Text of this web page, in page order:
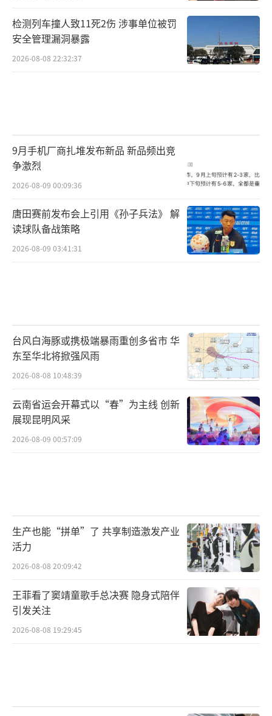
检测列车撞人致11死2伤 涉事单位被罚
安全管理漏洞暴露
2026-08-08 22:32:37
9月手机厂商扎堆发布新品 新品频出竞
争激烈
2026-08-09 00:09:36
唐田赛前发布会上引用《孙子兵法》 解
读球队备战策略
2026-08-09 03:41:31
台风白海豚或携极端暴雨重创多省市 华
东至华北将掀强风雨
2026-08-08 10:48:39
云南省运会开幕式以“春”为主线 创新
展现昆明风采
2026-08-09 00:57:09
生产也能“拼单”了 共享制造激发产业
活力
2026-08-08 20:09:42
王菲看了窦靖童歌手总决赛 隐身式陪伴
引发关注
2026-08-08 19:29:45